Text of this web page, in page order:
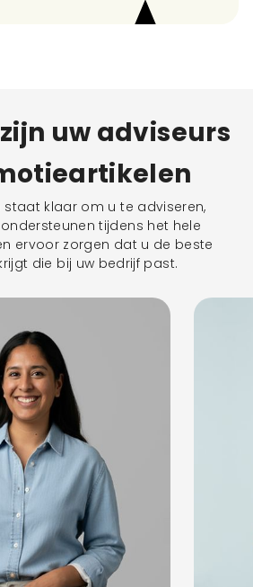
uw adviseurs
klaar om u te adviseren,
tijdens het hele
ervoor zorgen dat u de beste
die bij uw bedrijf past.